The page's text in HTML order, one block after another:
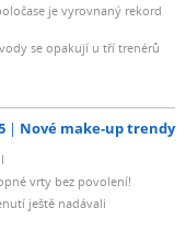
je vyrovnaný rekord
se opakují u tří trenérů
Nové make-up trendy
vrty bez povolení!
ještě nadávali